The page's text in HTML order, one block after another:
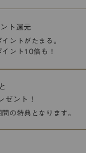
ト還元
ントがたまる。
ント10倍も！
ゼント！
の特典となります。